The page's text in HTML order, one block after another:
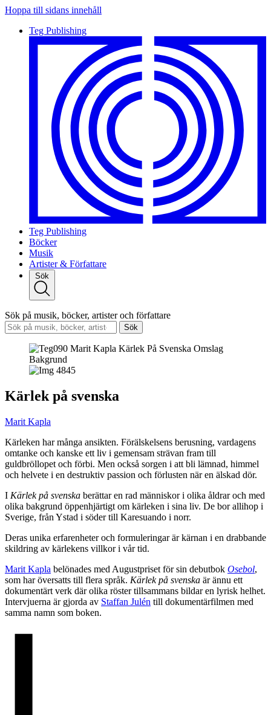
Hoppa till sidans innehåll
Teg Publishing
Teg Publishing
Böcker
Musik
Artister & Författare
Sök
Sök på musik, böcker, artister och författare
Sök
Kärlek på svenska
Marit Kapla
Kärleken har många ansikten. Förälskelsens berusning, vardagens
omtanke och kanske ett liv i gemensam strävan fram till
guldbröllopet och förbi. Men också sorgen i att bli lämnad, himmel
och helvete i en destruktiv passion och förlusten när en älskad dör.
I Kärlek på svenska berättar en rad människor i olika åldrar och med
olika bakgrund öppenhjärtigt om kärleken i sina liv. De bor allihop i
Sverige, från Ystad i söder till Karesuando i norr.
Deras unika erfarenheter och formuleringar är kärnan i en drabbande
skildring av kärlekens villkor i vår tid.
Marit Kapla belönades med Augustpriset för sin debutbok Osebol,
som har översatts till flera språk. Kärlek på svenska är ännu ett
dokumentärt verk där olika röster tillsammans bildar en lyrisk helhet.
Intervjuerna är gjorda av Staffan Julén till dokumentärfilmen med
samma namn som boken.